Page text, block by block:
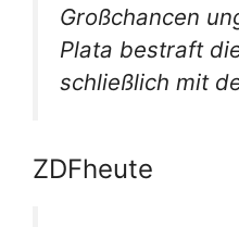
Großchancen
Plata bestraft
schließlich mit
ZDFheute